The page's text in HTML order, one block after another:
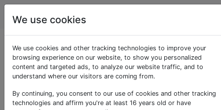
Computerbenutzer
Verwendet "Als
Administrator
ausführen" unter
We use cookies
We use cookies and other tracking technologies to improve your
browsing experience on our website, to show you personalized
content and targeted ads, to analyze our website traffic, and to
understand where our visitors are coming from.
By continuing, you consent to our use of cookies and other tracking
technologies and affirm you're at least 16 years old or have